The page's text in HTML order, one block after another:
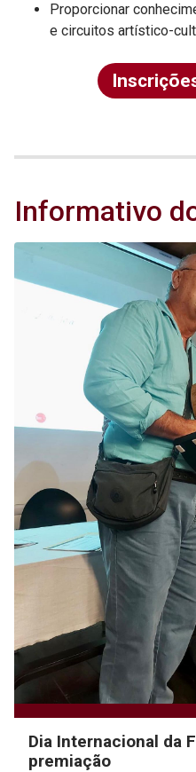
Proporcionar
e circuitos artístico-
Informativo
Dia Internacional da
premiação